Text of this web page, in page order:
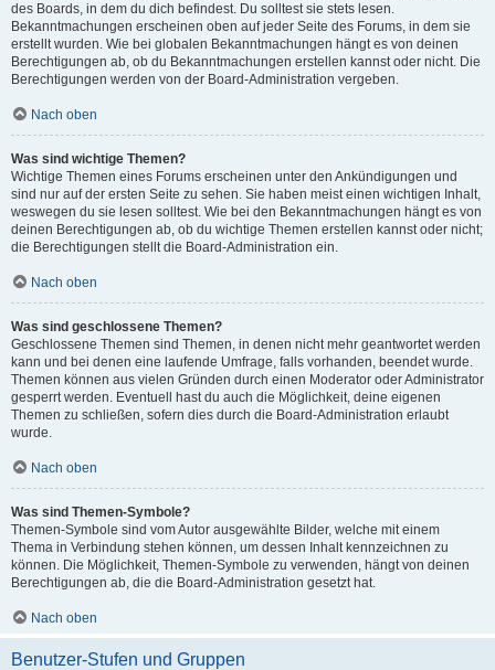
des Boards, in dem du dich befindest. Du solltest sie stets lesen.
Bekanntmachungen erscheinen oben auf jeder Seite des Forums, in dem sie
erstellt wurden. Wie bei globalen Bekanntmachungen hängt es von deinen
Berechtigungen ab, ob du Bekanntmachungen erstellen kannst oder nicht. Die
Berechtigungen werden von der Board-Administration vergeben.
Nach oben
Was sind wichtige Themen?
Wichtige Themen eines Forums erscheinen unter den Ankündigungen und
sind nur auf der ersten Seite zu sehen. Sie haben meist einen wichtigen Inhalt,
weswegen du sie lesen solltest. Wie bei den Bekanntmachungen hängt es von
deinen Berechtigungen ab, ob du wichtige Themen erstellen kannst oder nicht;
die Berechtigungen stellt die Board-Administration ein.
Nach oben
Was sind geschlossene Themen?
Geschlossene Themen sind Themen, in denen nicht mehr geantwortet werden
kann und bei denen eine laufende Umfrage, falls vorhanden, beendet wurde.
Themen können aus vielen Gründen durch einen Moderator oder Administrator
gesperrt werden. Eventuell hast du auch die Möglichkeit, deine eigenen
Themen zu schließen, sofern dies durch die Board-Administration erlaubt
wurde.
Nach oben
Was sind Themen-Symbole?
Themen-Symbole sind vom Autor ausgewählte Bilder, welche mit einem
Thema in Verbindung stehen können, um dessen Inhalt kennzeichnen zu
können. Die Möglichkeit, Themen-Symbole zu verwenden, hängt von deinen
Berechtigungen ab, die die Board-Administration gesetzt hat.
Nach oben
Benutzer-Stufen und Gruppen